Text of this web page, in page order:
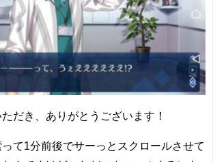
だき、ありがとうございます！
て1分前後でサーっとスクロールさせて